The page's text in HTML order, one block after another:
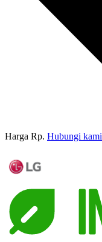
Harga Rp. Hubungi kami